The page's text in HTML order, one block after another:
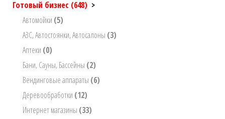
Готовый бизнес (648) >
Автомойки (5)
АЗС, Автостоянки, Автосалоны (3)
Аптеки (0)
Бани, Сауны, Бассейны (2)
Вендинговые аппараты (6)
Деревообработки (12)
Интернет магазины (33)